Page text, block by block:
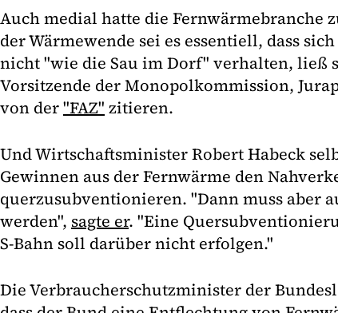
Auch medial hatte die Fernwärmebranche
der Wärmewende sei es essentiell, dass
nicht "wie die Sau im Dorf" verhalten, ließ
Vorsitzende der Monopolkommission,
von der"FAZ" zitieren.
Und Wirtschaftsminister Robert Habeck
Gewinnen aus der Fernwärme den
querzusubventionieren. "Dann muss aber
werden", sagte er. "Eine
S-Bahn soll darüber nicht erfolgen."
Die Verbraucherschutzminister der